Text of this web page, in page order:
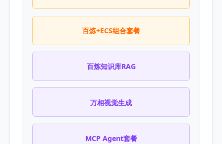
百炼+ECS组合套餐
百炼知识库RAG
万相视觉生成
MCP Agent套餐